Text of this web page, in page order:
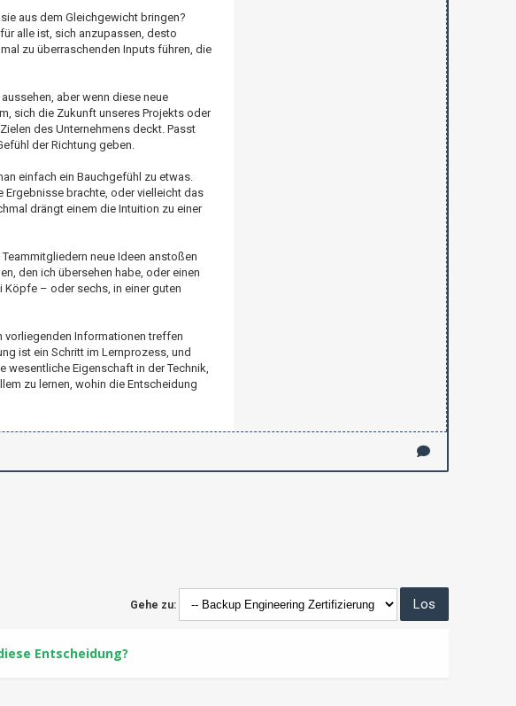
aus dem Gleichgewicht bringen?
alle ist, sich anzupassen, desto
zu überraschenden Inputs führen, die
aber wenn diese neue
sich die Zukunft unseres Projekts oder
des Unternehmens deckt. Passt
der Richtung geben.
einfach ein Bauchgefühl zu etwas.
Ergebnisse brachte, oder vielleicht das
drängt einem die Intuition zu einer
neue Ideen anstoßen
den ich übersehen habe, oder einen
Köpfe – oder sechs, in einer guten
vorliegenden Informationen treffen
ist ein Schritt im Lernprozess, und
Eigenschaft in der Technik,
zu lernen, wohin die Entscheidung
Gehe zu:
Entscheidung?